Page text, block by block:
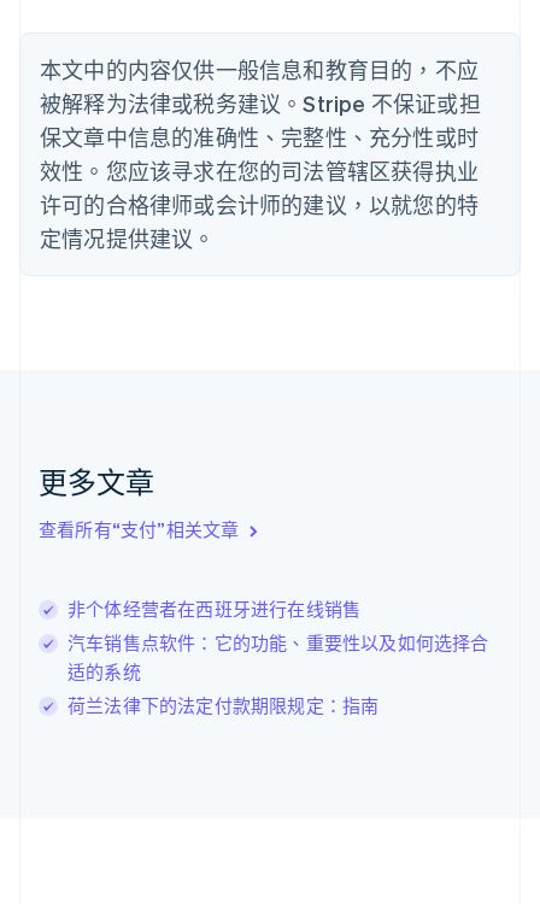
本文中的内容仅供一般信息和教育目的，不应
被解释为法律或税务建议。Stripe 不保证或担
保文章中信息的准确性、完整性、充分性或时
效性。您应该寻求在您的司法管辖区获得执业
许可的合格律师或会计师的建议，以就您的特
定情况提供建议。
更多文章
查看所有“支付”相关文章
非个体经营者在西班牙进行在线销售
汽车销售点软件：它的功能、重要性以及如何选择合
适的系统
荷兰法律下的法定付款期限规定：指南
English
丹麦
English
德国
DeutschEnglish
法国
FrançaisEnglish
芬兰
EnglishSvenska
English Italiano
拉脱维亚
立陶宛
DeutschEnglish
卢森堡
Français Deutsch English
罗马尼亚
English